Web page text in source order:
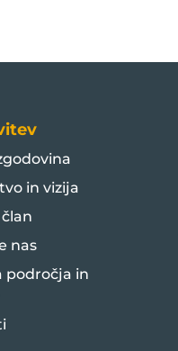
in vizija
nas
področja in